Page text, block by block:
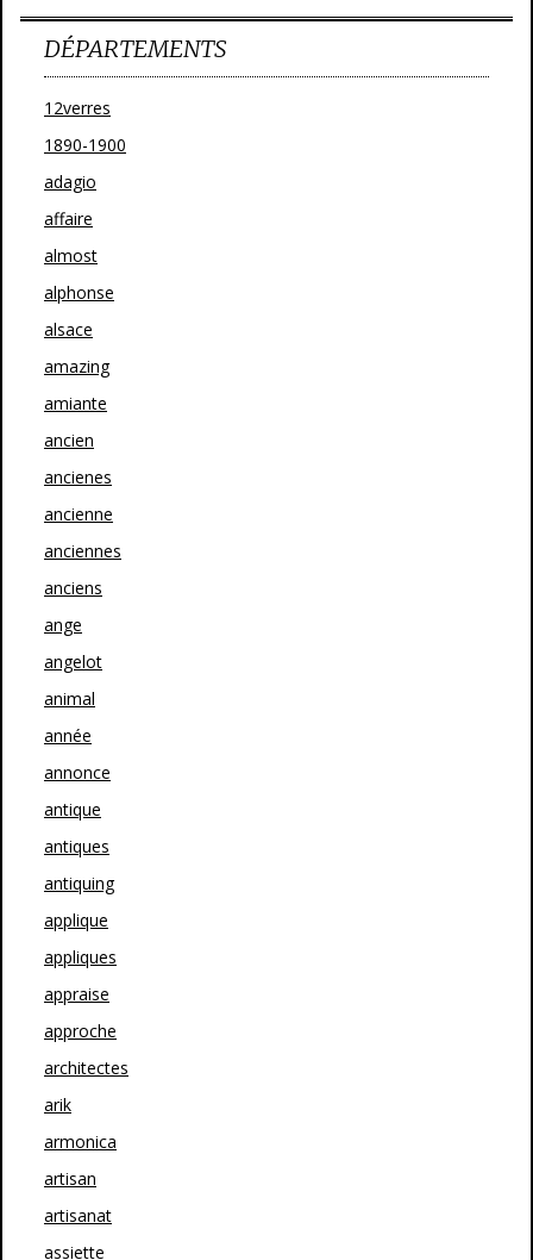
DÉPARTEMENTS
12verres
1890-1900
adagio
affaire
almost
alphonse
alsace
amazing
amiante
ancien
ancienes
ancienne
anciennes
anciens
ange
angelot
animal
année
annonce
antique
antiques
antiquing
applique
appliques
appraise
approche
architectes
arik
armonica
artisan
artisanat
assiette